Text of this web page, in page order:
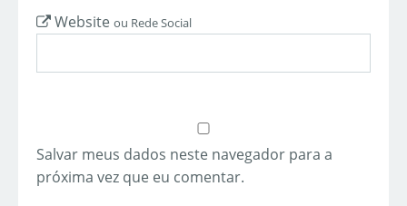
Website ou Rede Social
Salvar meus dados neste navegador para a
próxima vez que eu comentar.